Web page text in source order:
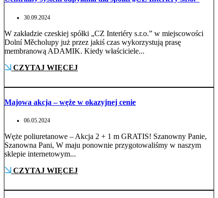
30.09.2024
W zakładzie czeskiej spółki „CZ Interiéry s.r.o.” w miejscowości
Dolní Měcholupy już przez jakiś czas wykorzystują prasę
membranową ADAMIK. Kiedy właściciele...
CZYTAJ WIĘCEJ
Majowa akcja – węże w okazyjnej cenie
06.05.2024
Węże poliuretanowe – Akcja 2 + 1 m GRATIS! Szanowny Panie,
Szanowna Pani, W maju ponownie przygotowaliśmy w naszym
sklepie internetowym...
CZYTAJ WIĘCEJ